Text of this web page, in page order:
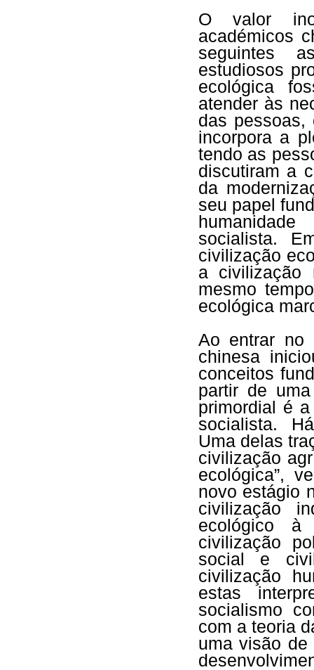
O valor
académicos
seguintes
estudiosos
ecológica
atender às
das pessoas,
incorpora a
tendo as
discutiram a
da
seu papel
socialista.
civilização
a civilização
mesmo
ecológica
Ao entrar no
chinesa
conceitos
partir de
primordial é
socialista.
Uma delas
civilização
ecológica”,
novo estágio
civilização
ecológico à
civilização
social e
civilização
estas
socialismo
com a teoria
uma visão